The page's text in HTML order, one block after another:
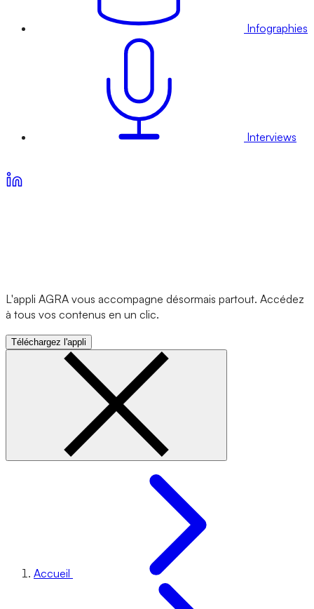
Infographies
Interviews
L'appli AGRA vous accompagne désormais partout. Accédez
à tous vos contenus en un clic.
Téléchargez l'appli
Accueil